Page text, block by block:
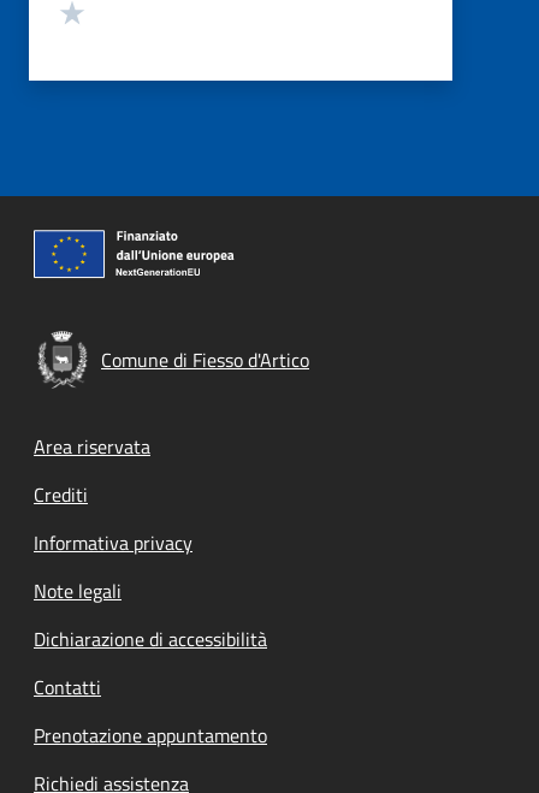
Comune di Fiesso d'Artico
Footer menu
Area riservata
Crediti
Informativa privacy
Note legali
Dichiarazione di accessibilità
Contatti
Prenotazione appuntamento
Richiedi assistenza